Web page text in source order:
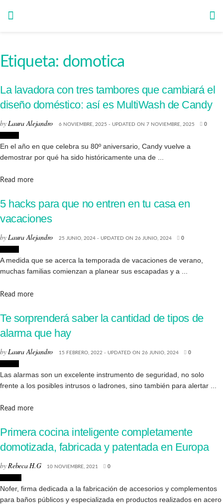
Etiqueta: domotica
La lavadora con tres tambores que cambiará el
diseño doméstico: así es MultiWash de Candy
byLaura Alejandro 6 NOVIEMBRE, 2025 - UPDATED ON 7 NOVIEMBRE, 2025 0
En el año en que celebra su 80º aniversario, Candy vuelve a
demostrar por qué ha sido históricamente una de ...
Read moreDetails
5 hacks para que no entren en tu casa en
vacaciones
byLaura Alejandro 25 JUNIO, 2024 - UPDATED ON 26 JUNIO, 2024 0
A medida que se acerca la temporada de vacaciones de verano,
muchas familias comienzan a planear sus escapadas y a ...
Read moreDetails
Te sorprenderá saber la cantidad de tipos de
alarma que hay
by Laura Alejandro 15 FEBRERO, 2022 - UPDATED ON 26 JUNIO, 2024 0
Las alarmas son un excelente instrumento de seguridad, no solo
frente a los posibles intrusos o ladrones, sino también para alertar ...
Read moreDetails
Primera cocina inteligente completamente
domotizada, fabricada y patentada en Europa
byRebeca H.G 10 NOVIEMBRE, 2021 0
Nofer, firma dedicada a la fabricación de accesorios y complementos
para baños públicos y especializada en productos realizados en acero